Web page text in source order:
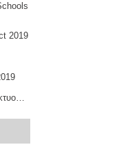
2019